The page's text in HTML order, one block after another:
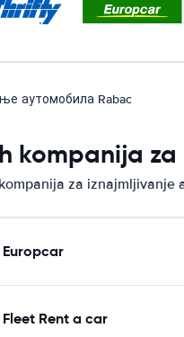
аутомобила Rabac
kompanija
za iznajmljivanje
Europcar
Fleet Rent a car